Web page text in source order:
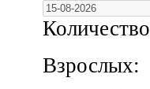
Взрослых: